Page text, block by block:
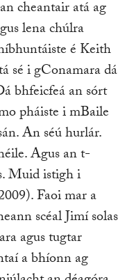
cheantair atá ag
lena chúlra
é Keith
sé i gConamara dá
bhfeicfeá an sórt
pháiste i mBaile
An séú hurlár.
Agus an t-
Muid istigh i
Faoi mar a
scéal Jimí solas
agus tugtar
a bhíonn ag